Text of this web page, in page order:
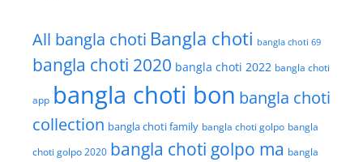
All bangla choti Bangla choti bangla choti 69
bangla choti 2020 bangla choti 2022 bangla choti
app bangla choti bon bangla choti
collection bangla choti family bangla choti golpo bangla
choti golpo 2020 bangla choti golpo ma bangla